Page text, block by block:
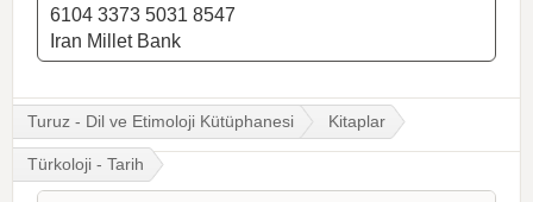
6104 3373 5031 8547
Iran Millet Bank
Turuz - Dil ve Etimoloji Kütüphanesi Kitaplar
Türkoloji - Tarih